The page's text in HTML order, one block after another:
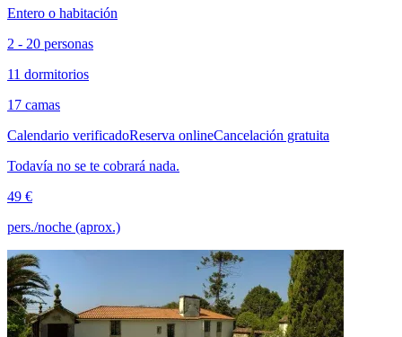
Entero o habitación
2 - 20 personas
11 dormitorios
17 camas
Calendario verificadoReserva onlineCancelación gratuita
Todavía no se te cobrará nada.
49 €
pers./noche (aprox.)